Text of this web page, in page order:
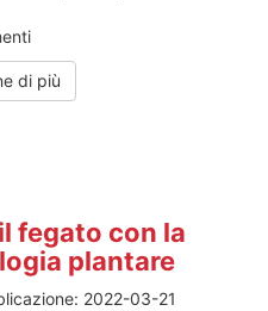
di più
fegato con la
plantare
2022-03-21